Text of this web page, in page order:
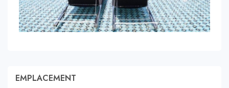
EMPLACEMENT